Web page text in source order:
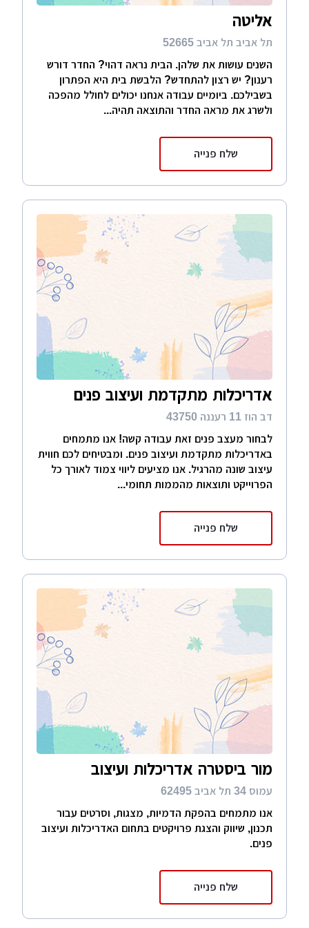
אליטה
תל אביב תל אביב 52665
השנים עושות את שלהן. הבית נראה דהוי? החדר דורש
רענון? יש רצון להתחדש? הלבשת בית היא הפתרון
בשבילכם. ביומיים עבודה אנחנו יכולים לחולל מהפכה
ולשרג את מראה החדר והתוצאה תהיה...
שלח פנייה
אדריכלות מתקדמת ועיצוב פנים
דב הוז 11 רעננה 43750
לבחור מעצב פנים זאת עבודה קשה! אנו מתמחים
באדריכלות מתקדמת ועיצוב פנים. ומבטיחים לכם חווית
עיצוב שונה מהרגיל. אנו מציעים ליווי צמוד לאורך כל
הפרוייקט ותוצאות מהממות תחומי...
שלח פנייה
מור ביסטרה אדריכלות ועיצוב
עמוס 34 תל אביב 62495
אנו מתמחים בהפקת הדמיות, מצגות, וסרטים עבור
תכנון, שיווק והצגת פרויקטים בתחום האדריכלות ועיצוב
פנים.
שלח פנייה